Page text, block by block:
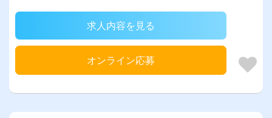
求人内容を見る
オンライン応募